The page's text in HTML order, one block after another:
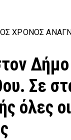
ΧΡΌΝΟΣ
Δήμο
Σε
όλες οι